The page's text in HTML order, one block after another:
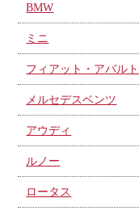
BMW
ミニ
フィアット・アバルト
メルセデスベンツ
アウディ
ルノー
ロータス